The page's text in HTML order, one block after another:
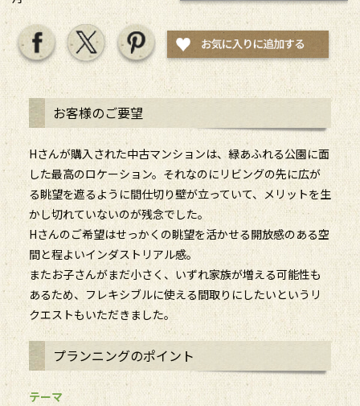
お客様のご要望
Hさんが購入された中古マンションは、緑あふれる公園に面
した最高のロケーション。それなのにリビングの先に広が
る眺望を遮るように間仕切り壁が立っていて、メリットを生
かし切れていないのが残念でした。
Hさんのご希望はせっかくの眺望を活かせる開放感のある空
間と程よいインダストリアル感。
またお子さんがまだ小さく、いずれ家族が増える可能性も
あるため、フレキシブルに使える間取りにしたいというリ
クエストもいただきました。
プランニングのポイント
テーマ